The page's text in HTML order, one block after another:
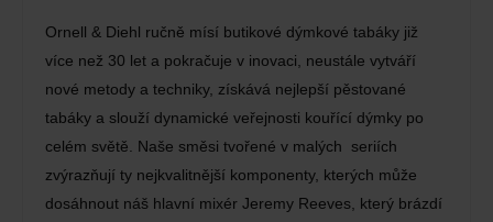
Ornell & Diehl ručně mísí butikové dýmkové tabáky již
více než 30 let a pokračuje v inovaci, neustále vytváří
nové metody a techniky, získává nejlepší pěstované
tabáky a slouží dynamické veřejnosti kouřící dýmky po
celém světě. Naše směsi tvořené v malých seriích
zvýrazňují ty nejkvalitnější komponenty, kterých může
dosáhnout náš hlavní mixér Jeremy Reeves, který brázdí